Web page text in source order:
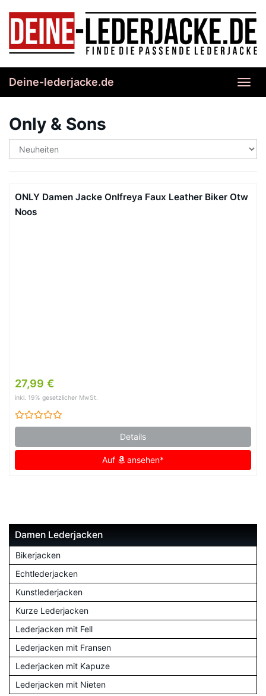
content
Deine-lederjacke.de
Only & Sons
ONLY Damen Jacke Onlfreya Faux Leather Biker Otw
Noos
27,99 €
inkl. 19% gesetzlicher MwSt.
Details
Auf ansehen*
Damen Lederjacken
Bikerjacken
Echtlederjacken
Kunstlederjacken
Kurze Lederjacken
Lederjacken mit Fell
Lederjacken mit Fransen
Lederjacken mit Kapuze
Lederjacken mit Nieten